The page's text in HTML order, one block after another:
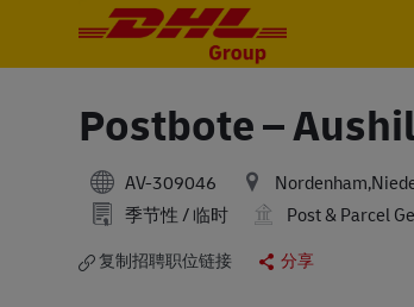
Postbote –
AV-309046
季节性 / 临时
Post & Parcel
复制招聘职位链接 分享